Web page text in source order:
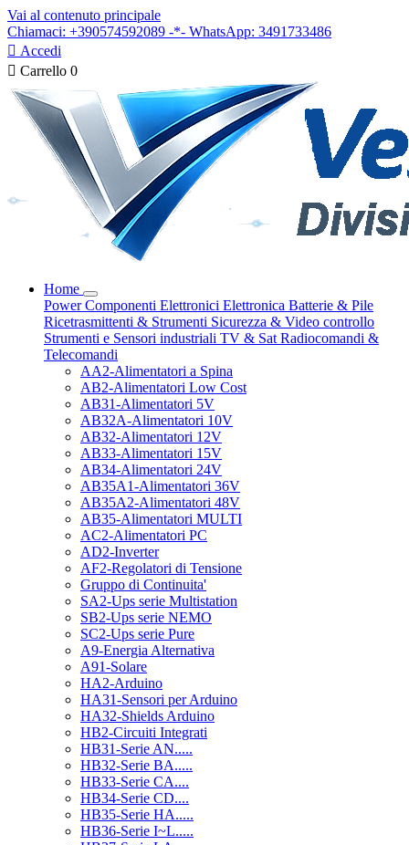
Vai al contenuto principale
Chiamaci: +390574592089 -*- WhatsApp: 3491733486
 Accedi
 Carrello 0
Home
PowerComponenti Elettronici Elettronica Batterie & Pile
Ricetrasmittenti & Strumenti Sicurezza & Video controllo
Strumenti e Sensori industriali TV & Sat Radiocomandi &
Telecomandi
AA2-Alimentatori a Spina
AB2-Alimentatori Low Cost
AB31-Alimentatori 5V
AB32A-Alimentatori 10V
AB32-Alimentatori 12V
AB33-Alimentatori 15V
AB34-Alimentatori 24V
AB35A1-Alimentatori 36V
AB35A2-Alimentatori 48V
AB35-Alimentatori MULTI
AC2-Alimentatori PC
AD2-Inverter
AF2-Regolatori di Tensione
Gruppo di Continuita'
SA2-Ups serie Multistation
SB2-Ups serie NEMO
SC2-Ups serie Pure
A9-Energia Alternativa
A91-Solare
HA2-Arduino
HA31-Sensori per Arduino
HA32-Shields Arduino
HB2-Circuiti Integrati
HB31-Serie AN.....
HB32-Serie BA.....
HB33-Serie CA....
HB34-Serie CD....
HB35-Serie HA.....
HB36-Serie I~L.....